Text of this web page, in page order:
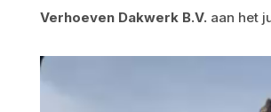
Verhoeven Dakwerk B.V. aan het